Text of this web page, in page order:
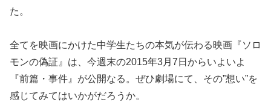
た。
全てを映画にかけた中学生たちの本気が伝わる映画『ソロ
モンの偽証』は、今週末の2015年3月7日からいよいよ
『前篇・事件』が公開なる。ぜひ劇場にて、その”想い”を
感じてみてはいかがだろうか。